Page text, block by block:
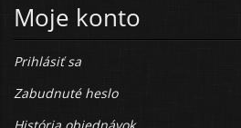
Moje konto
Prihlásiť sa
Zabudnuté heslo